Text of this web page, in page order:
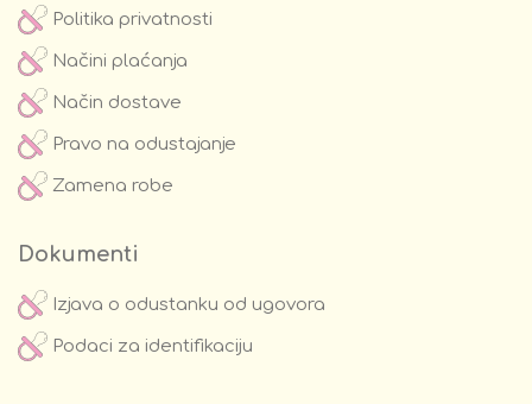
Politika privatnosti
Načini plaćanja
Način dostave
Pravo na odustajanje
Zamena robe
Dokumenti
Izjava o odustanku od ugovora
Podaci za identifikaciju